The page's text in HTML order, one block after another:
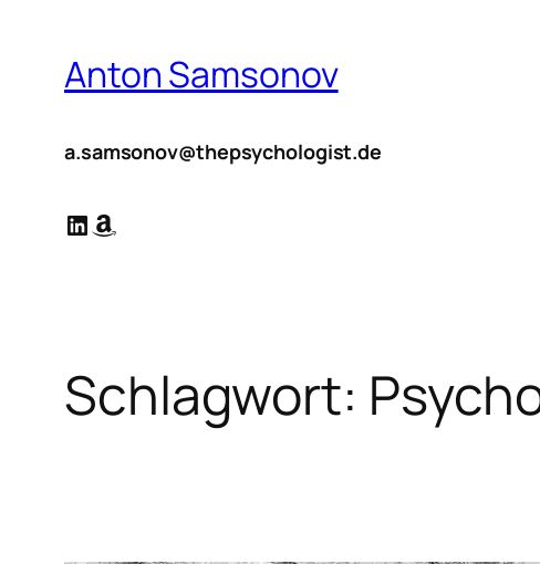
springenAnton Samsonov
a.samsonov@thepsychologist.de
LinkedIn
Amazon
Schlagwort: